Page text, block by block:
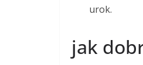
urok.
jak